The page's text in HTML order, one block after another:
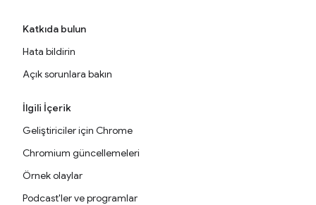
Katkıda bulun
Hata bildirin
Açık sorunlara bakın
İlgili İçerik
Geliştiriciler için Chrome
Chromium güncellemeleri
Örnek olaylar
Podcast'ler ve programlar